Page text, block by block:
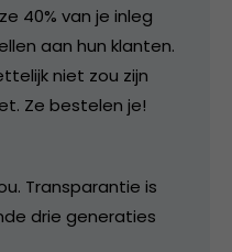
40% van je inleg
aan hun klanten.
niet zou zijn
Ze bestelen je!
Transparantie is
drie generaties